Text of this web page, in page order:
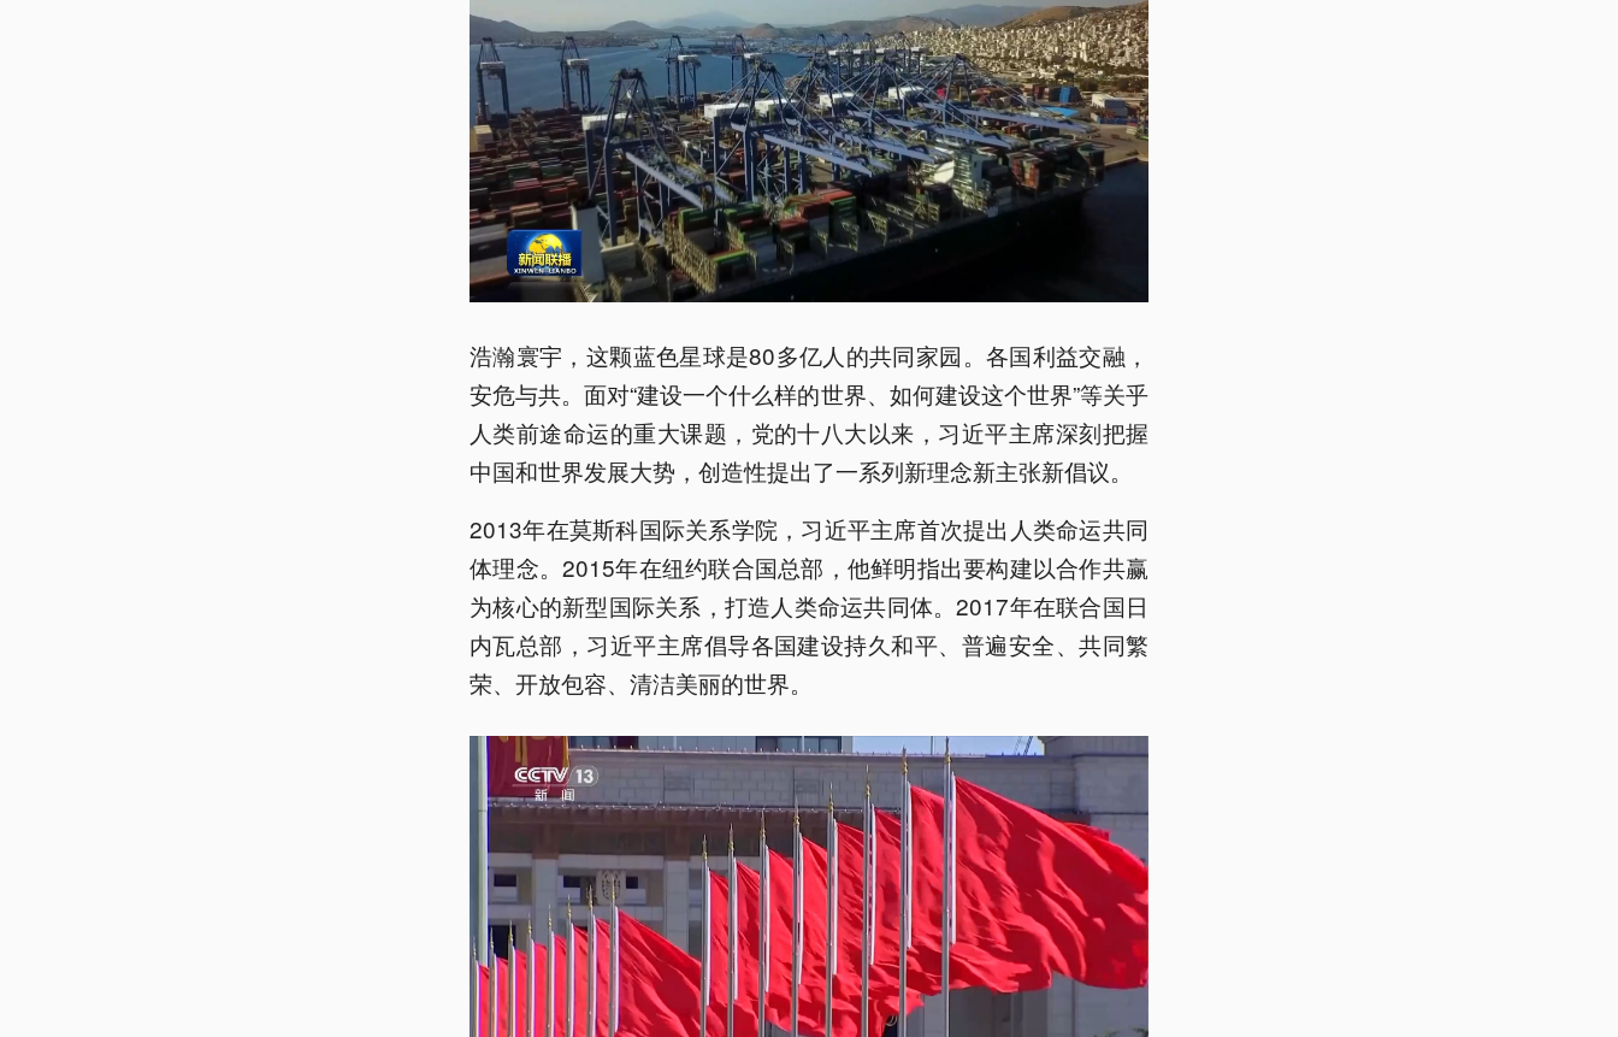
浩瀚寰宇，这颗蓝色星球是80多亿人的共同家园。各国利益交融，
安危与共。面对“建设一个什么样的世界、如何建设这个世界”等关乎
人类前途命运的重大课题，党的十八大以来，习近平主席深刻把握
中国和世界发展大势，创造性提出了一系列新理念新主张新倡议。
2013年在莫斯科国际关系学院，习近平主席首次提出人类命运共同
体理念。2015年在纽约联合国总部，他鲜明指出要构建以合作共赢
为核心的新型国际关系，打造人类命运共同体。2017年在联合国日
内瓦总部，习近平主席倡导各国建设持久和平、普遍安全、共同繁
荣、开放包容、清洁美丽的世界。